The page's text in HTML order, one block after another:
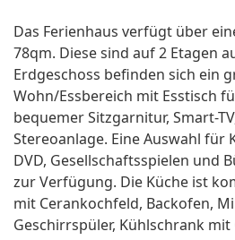
Das Ferienhaus verfügt über
78qm. Diese sind auf 2 Etagen
Erdgeschoss befinden sich ein
Wohn/Essbereich mit Esstisch
bequemer Sitzgarnitur, Smart-
Stereoanlage. Eine Auswahl für
DVD, Gesellschaftsspielen und
zur Verfügung. Die Küche ist
mit Cerankochfeld, Backofen,
Geschirrspüler, Kühlschrank